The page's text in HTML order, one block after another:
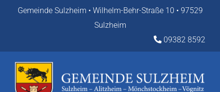
Gemeinde Sulzheim • Wilhelm-Behr-Straße 10 • 97529
Sulzheim
09382 8592